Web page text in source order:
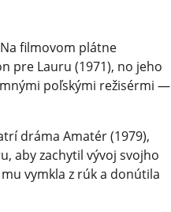
filmovom plátne
pre Lauru (1971), no jeho
poľskými režisérmi —
dráma Amatér (1979),
aby zachytil vývoj svojho
vymkla z rúk a donútila